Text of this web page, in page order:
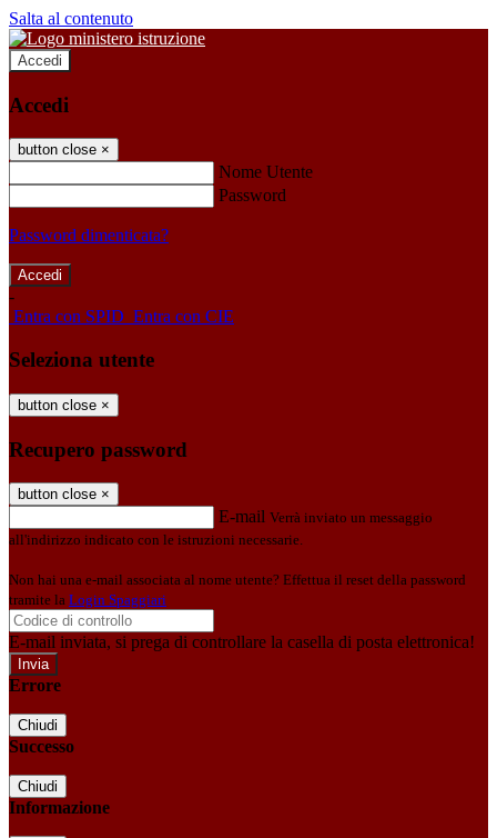
Salta al contenuto
Accedi
Accedi
button close ×
Nome Utente
Password
Password dimenticata?
-
Entra con SPID Entra con CIE
Seleziona utente
button close ×
Recupero password
button close ×
E-mail Verrà inviato un messaggio
all'indirizzo indicato con le istruzioni necessarie.
Non hai una e-mail associata al nome utente? Effettua il reset della password
tramite la Login Spaggiari
E-mail inviata, si prega di controllare la casella di posta elettronica!
Errore
Chiudi
Successo
Chiudi
Informazione